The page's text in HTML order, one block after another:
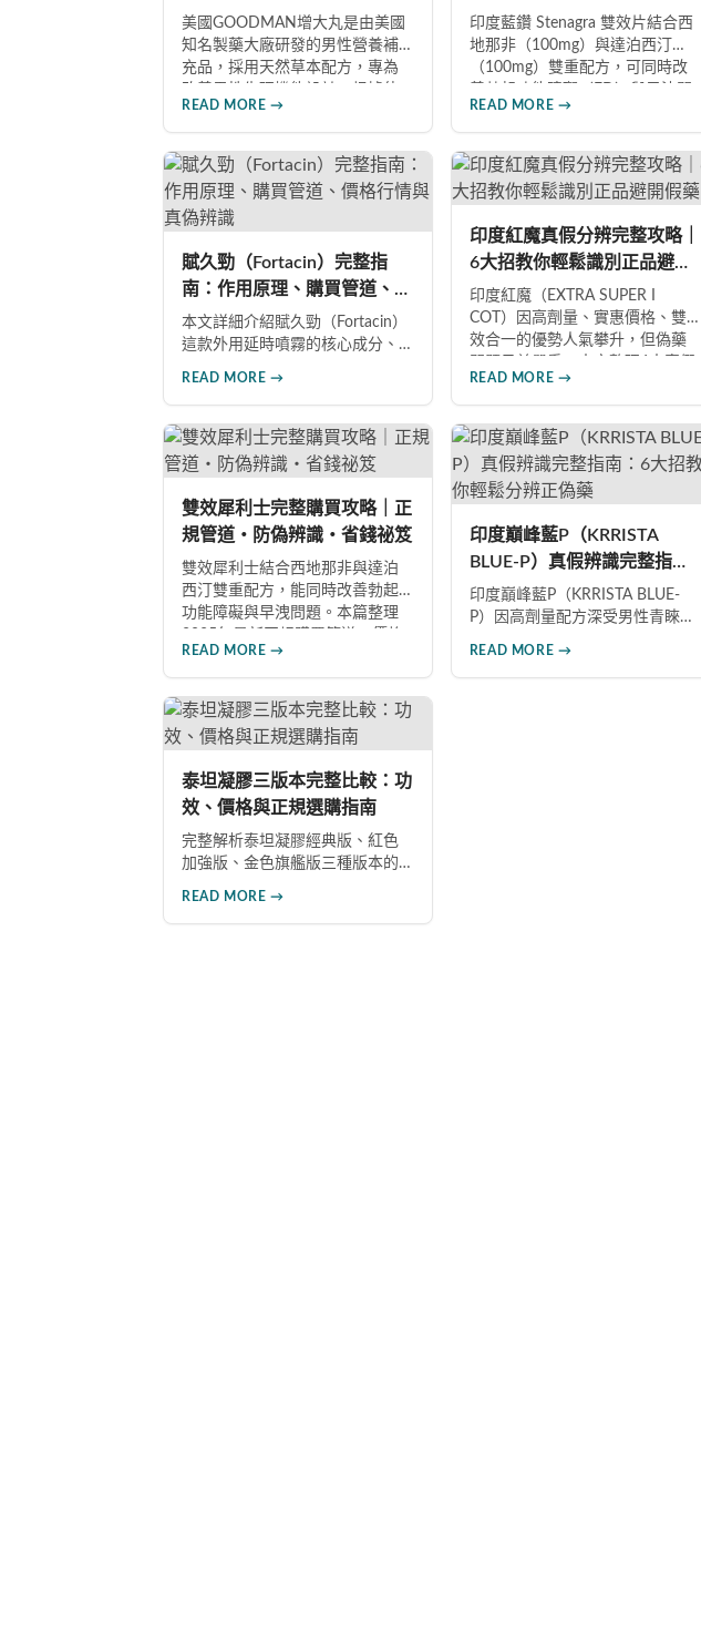
整分享
美國GOODMAN增大丸是由美國
知名製藥大廠研發的男性營養補
充品，採用天然草本配方，專為
用者回饋，平均可增加陰莖長度2-
5公分，圍度提升25%-30%，同時
改善陽痿、早洩等性功能障礙。
每日1-2粒，90天完整療程即可達
到理想效果並建立長期保健基
礎。
READ MORE →
南
印度藍鑽 Stenagra 雙效片結合西
地那非（100mg）與達泊西汀
（100mg）雙重配方，可同時改
題（PE）。根據使用者回饋，服
藥後約30分鐘即可感受效果，藥
效持續8至12小時，無論是硬度還
是持久度都有明顯提升。Dcard、
PTT 網友實測分享，正面評價佔
多數，是CP值極高的男性保健品
選擇。
READ MORE →
賦久勁（Fortacin）完整指
南：作用原理、購買管道、價
格行情與真偽辨識
本文詳細介紹賦久勁（Fortacin）
這款外用延時噴霧的核心成分、
安心使用。
READ MORE →
印度紅魔真假分辨完整攻略｜
6大招教你輕鬆識別正品避開
假藥
印度紅魔（EXTRA SUPER I
COT）因高劑量、實惠價格、雙
效合一的優勢人氣攀升，但偽藥
分辨要點，從外包裝、防偽標
籤、藥錠特徵、購買管道到價格
分析，協助消費者輕鬆識別正
品，保障用藥安全與效果。
READ MORE →
雙效犀利士完整購買攻略｜正
規管道・防偽辨識・省錢祕笈
雙效犀利士結合西地那非與達泊
西汀雙重配方，能同時改善勃起
功能障礙與早洩問題。本篇整理
分析、防偽驗證方法及省錢優惠
資訊，幫助您避開市面上超過65%
的假貨陷阱，選購100%正品雙效
犀利士。
READ MORE →
印度巔峰藍P（KRRISTA
BLUE-P）真假辨識完整指
南：6大招教你輕鬆分辨正偽
藥
印度巔峰藍P（KRRISTA BLUE-
P）因高劑量配方深受男性青睞，
READ MORE →
泰坦凝膠三版本完整比較：功
效、價格與正規選購指南
完整解析泰坦凝膠經典版、紅色
加強版、金色旗艦版三種版本的
READ MORE →